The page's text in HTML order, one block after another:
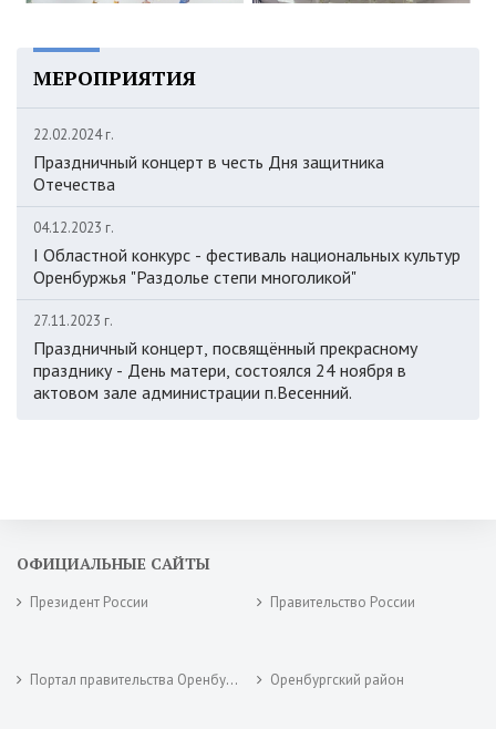
МЕРОПРИЯТИЯ
22.02.2024 г.
Праздничный концерт в честь Дня защитника
Отечества
04.12.2023 г.
I Областной конкурс - фестиваль национальных культур
Оренбуржья "Раздолье степи многоликой"
27.11.2023 г.
Праздничный концерт, посвящённый прекрасному
празднику - День матери, состоялся 24 ноября в
актовом зале администрации п.Весенний.
ОФИЦИАЛЬНЫЕ САЙТЫ
Президент России Правительство России
Портал правительства Оренбургской области Оренбургский район